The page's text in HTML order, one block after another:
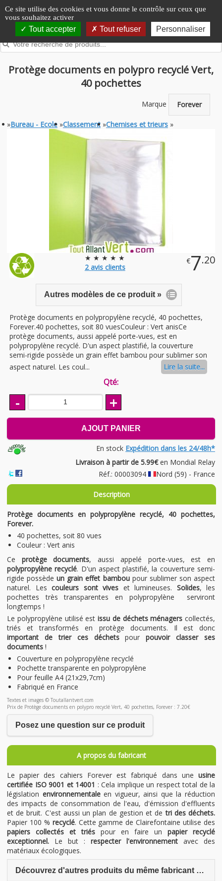
Panneau de gestion des cookies
Ce site utilise des cookies et vous donne le contrôle sur ceux que
vous souhaitez activer
Tout accepter Tout refuser Personnaliser
Protège documents en polypro recyclé Vert,
40 pochettes
Marque Forever
»Bureau - Ecole »Classement »Chemises et trieurs »
★ ★ ★ ★ ★
2avis clients
€7.20
Autres modèles de ce produit »
Protège documents en polypropylène recyclé, 40 pochettes,
Forever.40 pochettes, soit 80 vuesCouleur : Vert anisCe
protège documents, aussi appelé porte-vues, est en
polypropylène recyclé. D'un aspect plastifié, la couverture
semi-rigide possède un grain effet bambou pour sublimer son
aspect naturel. Les coul...
Lire la suite...
Qté:
- +
AJOUT PANIER
En stock Expédition dans les 24/48h*
Livraison à partir de 5.99€en Mondial Relay
Réf.: 00003094
Nord (59) - France
Description
Protège documents en polypropylène recyclé, 40 pochettes,
Forever.
40 pochettes, soit 80 vues
Couleur : Vert anis
Ce protège documents, aussi appelé porte-vues, est en
polypropylène recyclé. D'un aspect plastifié, la couverture semi-
rigide possèdeun grain effet bambou pour sublimer son aspect
naturel. Les couleurs sont vives et lumineuses. Solides, les
pochettes très transparentes en polypropylène serviront
longtemps !
Le polypropylène utilisé est issu de déchets ménagers collectés,
triés et transformés en protège documents. Il est donc
important de trier ces déchetspourpouvoir classer ses
documents !
Couverture en polypropylène recyclé
Pochette transparente en polypropylène
Pour feuille A4 (21x29,7cm)
Fabriqué en France
Textes et images © Toutallantvert.com
Prix de Protège documents en polypro recyclé Vert, 40 pochettes, Forever : 7.20€
Posez une question sur ce produit
A propos du fabricant
Le papier des cahiers Forever est fabriqué dans une usine
certifiée ISO 9001 et 14001 : Cela implique un respect total de la
législation environnementaleen vigueur, ainsi que la réduction
des impacts de consommation de l'eau, d'émission d'effluents
et de bruit. C'est aussi un plan de gestion et detri des déchets.
Papier 100 % recyclé. Cette gamme de Clairefontaine utilise des
papiers collectés et triés pour en faire un papier recyclé
exceptionnel. Le but : respecter l'environnement avec des
matériaux écologiques.
Découvrez d'autres produits du même fabricant Forever